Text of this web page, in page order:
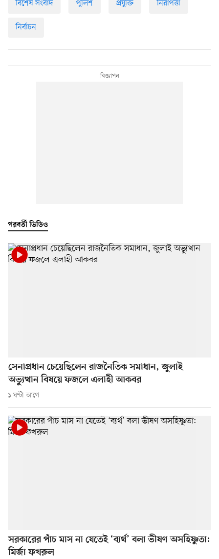
বিশেষ সংবাদ পুলিশ প্রযুক্তি নিরাপত্তা
নির্বাচন
পরবর্তী ভিডিও
সেনাপ্রধান চেয়েছিলেন রাজনৈতিক সমাধান, জুলাই
অভ্যুত্থান বিষয়ে ফজলে এলাহী আকবর
১ ঘণ্টা আগে
সরকারের পাঁচ মাস না যেতেই ‘ব্যর্থ’ বলা ভীষণ অসহিষ্ণুতা:
মির্জা ফখরুল